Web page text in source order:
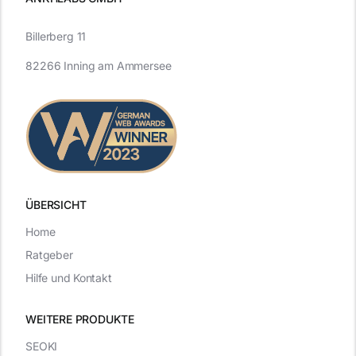
ÜBERSICHT
WEITERE PRODUKTE
Billerberg 11
82266 Inning am Ammersee
SEOKI
Home
Ratgeber
Hilfe und Kontakt